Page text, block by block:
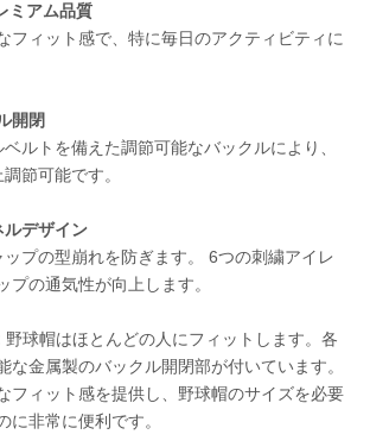
ミアム品質
フィット感で、特に毎日のアクティビティに
開閉
ルトを備えた調節可能なバックルにより、
節可能です。
デザイン
プの型崩れを防ぎます。 6つの刺繍アイレ
プの通気性が向上します。
野球帽はほとんどの人にフィットします。各
な金属製のバックル開閉部が付いています。
フィット感を提供し、野球帽のサイズを必要
に非常に便利です。